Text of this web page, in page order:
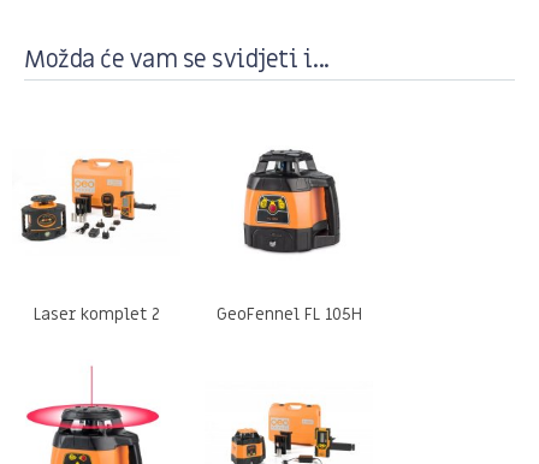
Možda će vam se svidjeti i...
Laser komplet 2 GeoFennel FL 105H